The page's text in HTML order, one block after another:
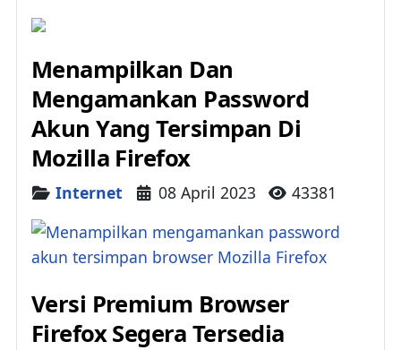
Menampilkan Dan
Mengamankan Password
Akun Yang Tersimpan Di
Mozilla Firefox
Details
Internet 08 April 2023 43381
Versi Premium Browser
Firefox Segera Tersedia